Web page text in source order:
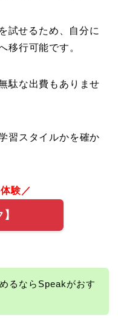
試せるため、自分に
移行可能です。
駄な出費もありませ
習スタイルかを確か
験／
るならSpeakがおす